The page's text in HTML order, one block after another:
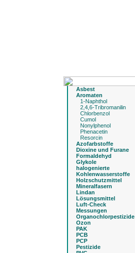
Asbest
Aromaten
1-Naphthol
2,4,6-Tribromanilin
Chlorbenzol
Cumol
Nonylphenol
Phenacetin
Resorcin
Azofarbstoffe
Dioxine und Furane
Formaldehyd
Glykole
halogenierte
Kohlenwasserstoffe
Holzschutzmittel
Mineralfasern
Lindan
Lösungsmittel
Luft-Check
Messungen
Organochlorpestizide
Ozon
PAK
PCB
PCP
Pestizide